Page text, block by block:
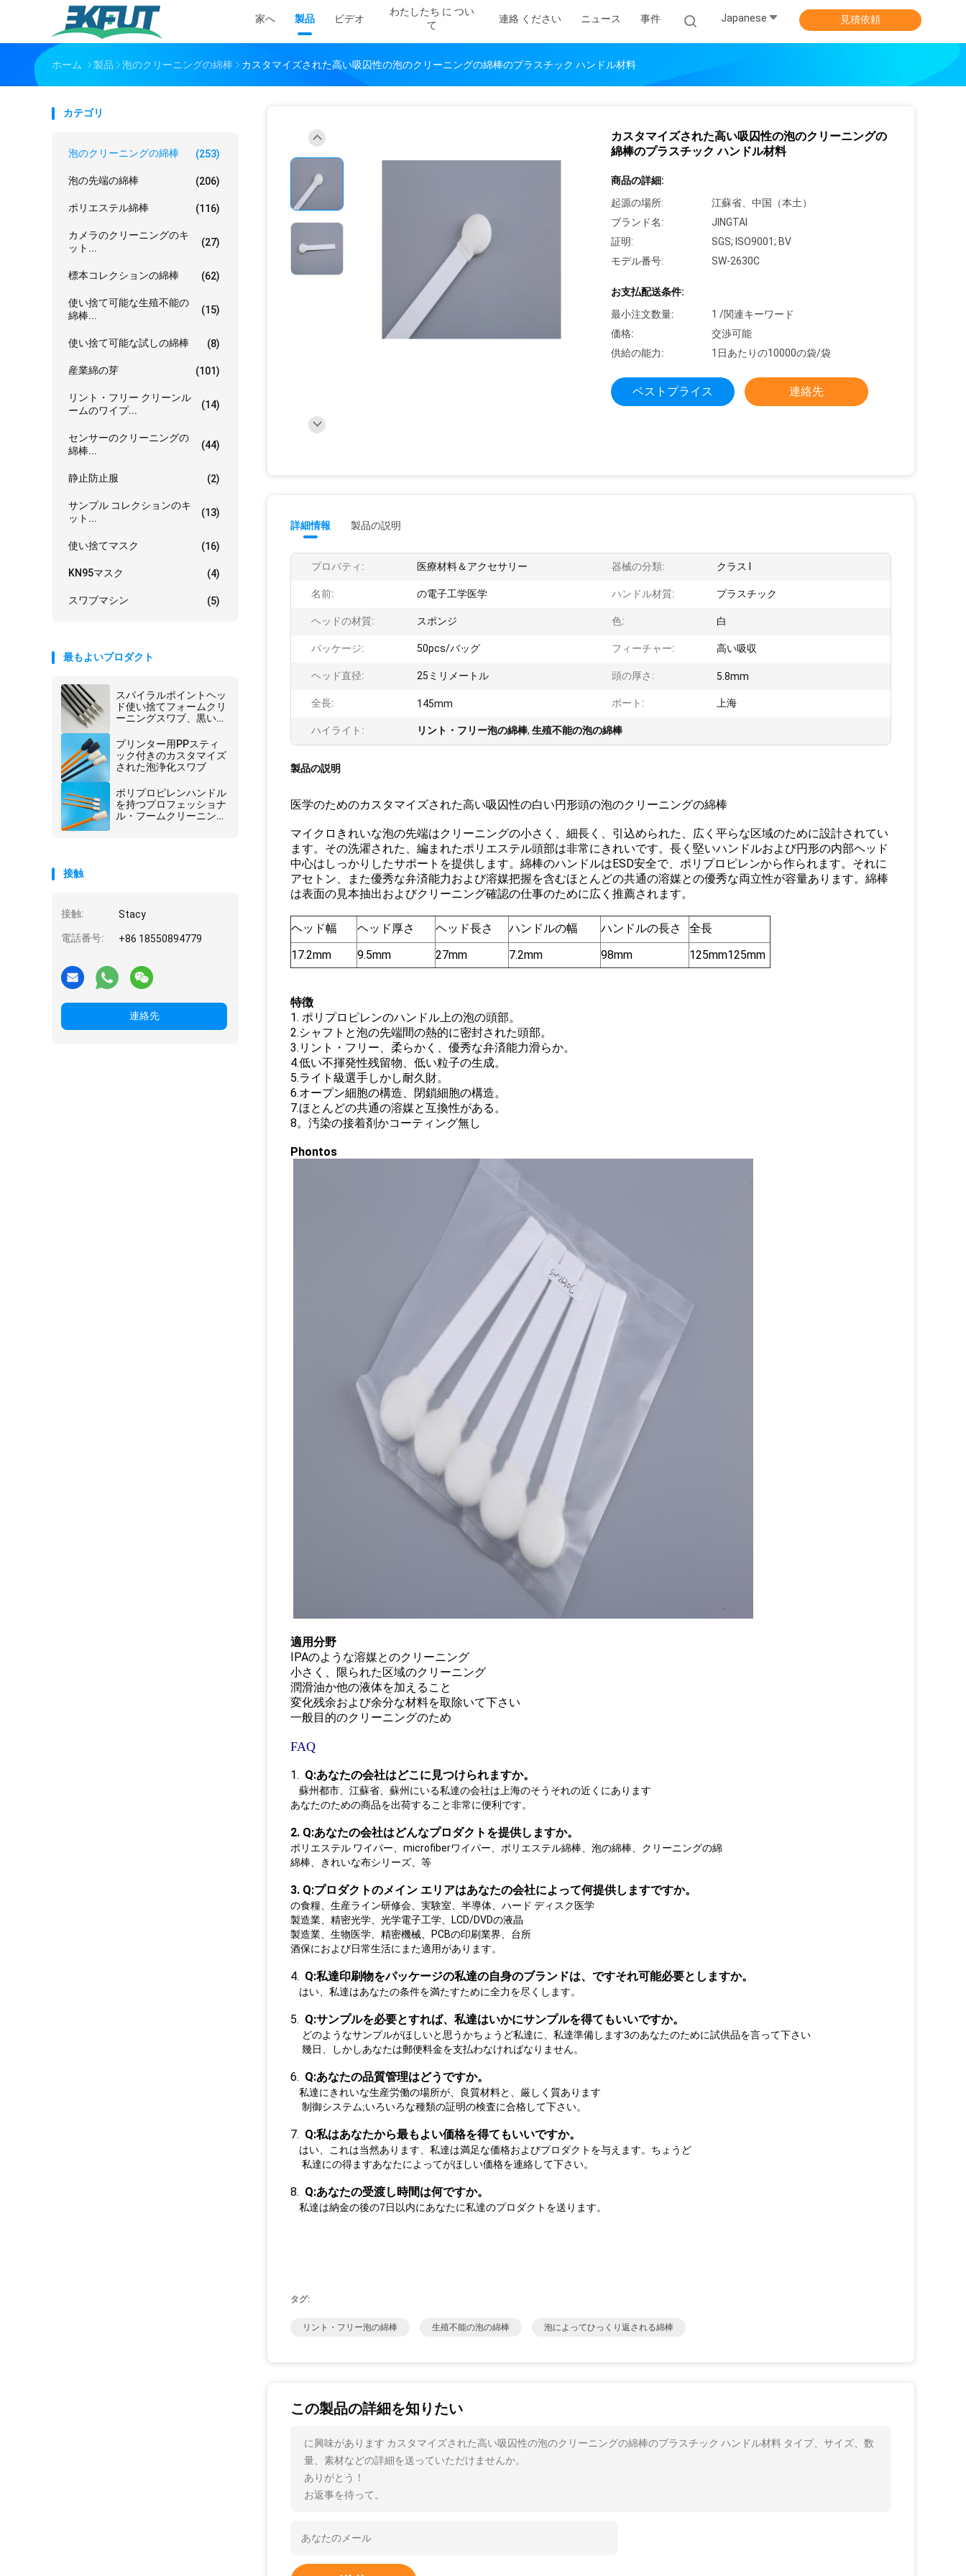
家へ 製品 ビデオ
わたしたち に つい
て
連絡 ください ニュース 事件 Japanese 見積依頼
ホーム 製品 泡のクリーニングの綿棒 カスタマイズされた高い吸囚性の泡のクリーニングの綿棒のプラスチック ハンドル材料
カテゴリ
泡のクリーニングの綿棒 (253)
泡の先端の綿棒 (206)
ポリエステル綿棒 (116)
カメラのクリーニングのキ
ット...
(27)
標本コレクションの綿棒 (62)
使い捨て可能な生殖不能の
綿棒...
(15)
使い捨て可能な試しの綿棒 (8)
産業綿の芽 (101)
リント・フリー クリーンル
ームのワイプ...
(14)
センサーのクリーニングの
綿棒...
(44)
静止防止服 (2)
サンプル コレクションのキ
ット...
(13)
使い捨てマスク (16)
KN95マスク (4)
スワブマシン (5)
最もよいプロダクト
スパイラルポイントヘッ
ド使い捨てフォームクリ
ーニングスワブ、黒いハ
プリンター用PPスティ
ック付きのカスタマイズ
された泡浄化スワブ
ポリプロピレンハンドル
を持つプロフェッショナ
ル・フームクリーニング
接触
接触: Stacy
電話番号: +86 18550894779
連絡先
カスタマイズされた高い吸囚性の泡のクリーニングの
綿棒のプラスチック ハンドル材料
商品の詳細:
起源の場所:
江蘇省、中国（本土）
ブランド名:
JINGTAI
証明:
SGS; ISO9001; BV
モデル番号:
SW-2630C
お支払配送条件:
最小注文数量:
1 /関連キーワード
価格:
交渉可能
供給の能力:
1日あたりの10000の袋/袋
ベストプライス 連絡先
詳細情報 製品の説明
プロパティ: 医療材料＆アクセサリー 器械の分類: クラス I
名前: の電子工学医学 ハンドル材質: プラスチック
ヘッドの材質: スポンジ 色: 白
パッケージ: 50pcs/バッグ フィーチャー: 高い吸収
ヘッド直径: 25ミリメートル 頭の厚さ: 5.8mm
全長: 145mm ポート: 上海
ハイライト: リント・フリー泡の綿棒, 生殖不能の泡の綿棒
製品の説明
医学のためのカスタマイズされた高い吸囚性の白い円形頭の泡のクリーニングの綿棒
マイクロきれいな泡の先端はクリーニングの小さく、細長く、引込められた、広く平らな区域のために設計されてい
ます。その洗濯された、編まれたポリエステル頭部は非常にきれいです。長く堅いハンドルおよび円形の内部ヘッド
中心はしっかりしたサポートを提供します。綿棒のハンドルはESD安全で、ポリプロピレンから作られます。それに
アセトン、また優秀な弁済能力および溶媒把握を含むほとんどの共通の溶媒との優秀な両立性が容量あります。綿棒
は表面の見本抽出およびクリーニング確認の仕事のために広く推薦されます。
ヘッド幅 ヘッド厚さ ヘッド長さ ハンドルの幅 ハンドルの長さ
全長
17.2mm
9.5mm 27mm 7.2mm 98mm 125mm125mm
特徴
1. ポリプロピレンのハンドル上の泡の頭部。
2.シャフトと泡の先端間の熱的に密封された頭部。
3.リント・フリー、柔らかく、優秀な弁済能力滑らか。
4.低い不揮発性残留物、低い粒子の生成。
5.ライト級選手しかし耐久財。
6.オープン細胞の構造、閉鎖細胞の構造。
7.ほとんどの共通の溶媒と互換性がある。
8。汚染の接着剤かコーティング無し
Phontos
適用分野
IPAのような溶媒とのクリーニング
小さく、限られた区域のクリーニング
潤滑油か他の液体を加えること
変化残余および余分な材料を取除いて下さい
一般目的のクリーニングのため
FAQ
1. Q:あなたの会社はどこに見つけられますか。
蘇州都市、江蘇省、蘇州にいる私達の会社は上海のそうそれの近くにあります
あなたのための商品を出荷すること非常に便利です。
2. Q:あなたの会社はどんなプロダクトを提供しますか。
ポリエステル ワイパー、microfiberワイパー、ポリエステル綿棒、泡の綿棒、クリーニングの綿
綿棒、きれいな布シリーズ、等
3. Q:プロダクトのメイン エリアはあなたの会社によって何提供しますですか。
の食糧、生産ライン研修会、実験室、半導体、ハード ディスク医学
製造業、精密光学、光学電子工学、LCD/DVDの液晶
製造業、生物医学、精密機械、PCBの印刷業界、台所
酒保におよび日常生活にまた適用があります。
4. Q:私達印刷物をパッケージの私達の自身のブランドは、ですそれ可能必要としますか。
はい、私達はあなたの条件を満たすために全力を尽くします。
5. Q:サンプルを必要とすれば、私達はいかにサンプルを得てもいいですか。
どのようなサンプルがほしいと思うかちょうど私達に、私達準備します3のあなたのために試供品を言って下さい
幾日、しかしあなたは郵便料金を支払わなければなりません。
6. Q:あなたの品質管理はどうですか。
私達にきれいな生産労働の場所が、良質材料と、厳しく質あります
制御システム;いろいろな種類の証明の検査に合格して下さい。
7. Q:私はあなたから最もよい価格を得てもいいですか。
はい、これは当然あります、私達は満足な価格およびプロダクトを与えます。ちょうど
私達にの得ますあなたによってがほしい価格を連絡して下さい。
8. Q:あなたの受渡し時間は何ですか。
私達は納金の後の7日以内にあなたに私達のプロダクトを送ります。
タグ:
リント・フリー泡の綿棒 生殖不能の泡の綿棒 泡によってひっくり返される綿棒
この製品の詳細を知りたい
に興味があります カスタマイズされた高い吸囚性の泡のクリーニングの綿棒のプラスチック ハンドル材料 タイプ、サイズ、数
量、素材などの詳細を送っていただけませんか。
ありがとう！
お返事を待って。